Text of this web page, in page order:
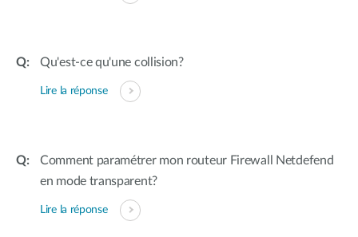
Qu'est-ce qu'une collision?
Lire la réponse
Comment paramétrer mon routeur Firewall Netdefend
en mode transparent?
Lire la réponse